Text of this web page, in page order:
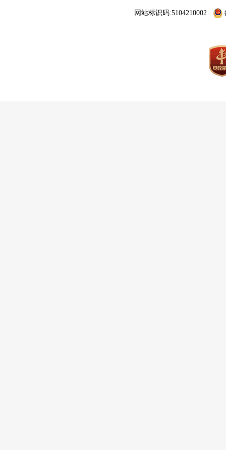
网站标识码:5104210002